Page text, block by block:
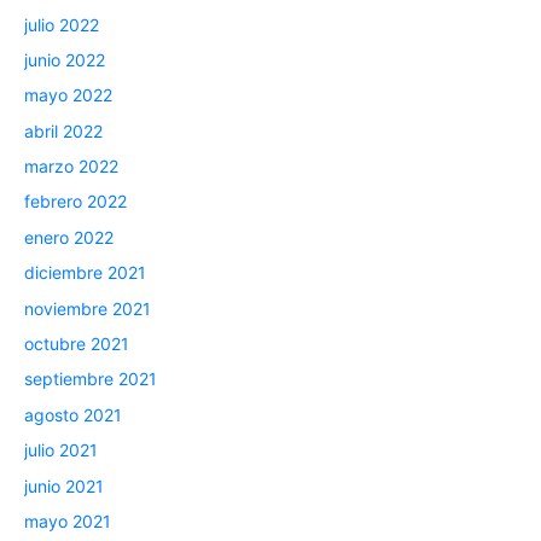
julio 2022
junio 2022
mayo 2022
abril 2022
marzo 2022
febrero 2022
enero 2022
diciembre 2021
noviembre 2021
octubre 2021
septiembre 2021
agosto 2021
julio 2021
junio 2021
mayo 2021